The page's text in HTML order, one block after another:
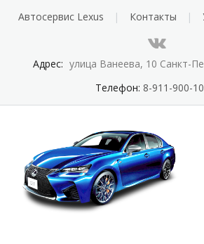
Автосервис Lexus Контакты
Адрес: улица Ванеева, 10 Санкт-
Телефон: 8-911-900-